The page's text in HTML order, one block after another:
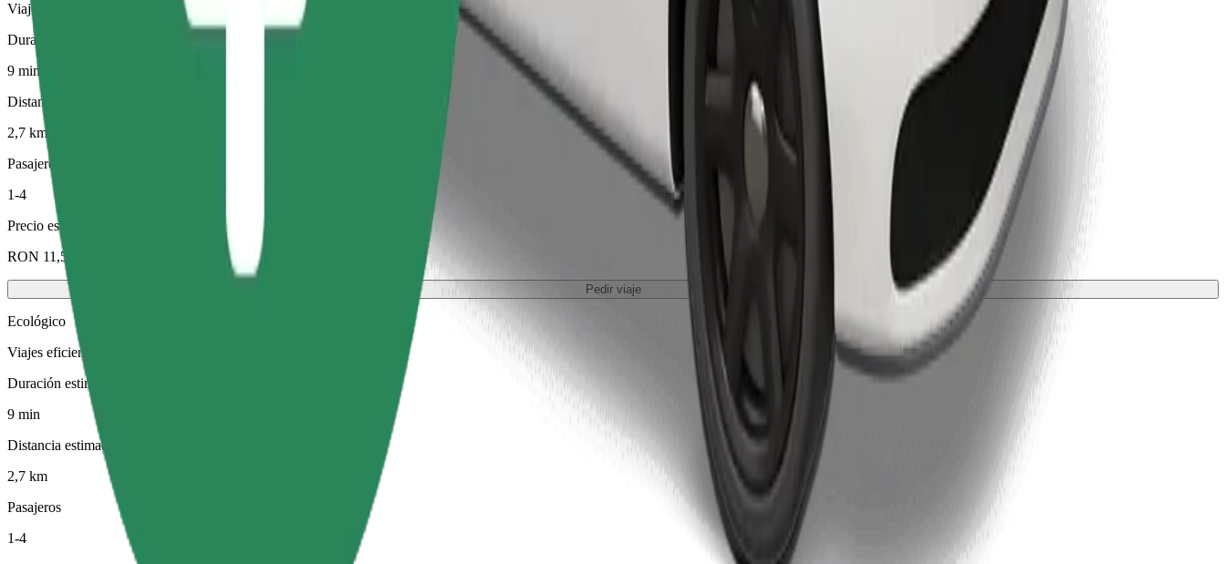
Viajes asequibles en coches estándar
Duración estimada del viaje
9 min
Distancia estimada
2,7 km
Pasajeros
1-4
Precio estimado
RON 11,50
Pedir viaje
Ecológico
Viajes eficientes en vehículos híbridos y eléctricos
Duración estimada del viaje
9 min
Distancia estimada
2,7 km
Pasajeros
1-4